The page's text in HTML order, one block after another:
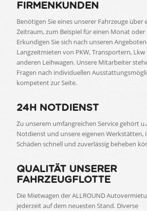
FIRMENKUNDEN
Benötigen Sie eines unserer Fahrzeuge über
Zeitraum, zum Beispiel für einen Monat oder
Erkundigen Sie sich nach unseren
Langzeitmieten von PKW, Transportern, Lkw
anderen Leihwagen. Unsere Mitarbeiter
Fragen nach individuellen
kompetent zur Seite.
24H NOTDIENST
Zu unserem umfangreichen Service gehört
Notdienst und unsere eigenen Werkstätten,
Schäden schnell und zuverlässig beheben
QUALITÄT UNSERER
FAHRZEUGFLOTTE
Die Mietwagen der ALLROUND
jederzeit auf dem neuesten Stand. Diverse